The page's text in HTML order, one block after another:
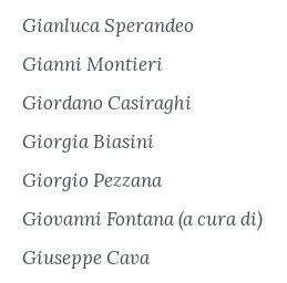
Gianluca Sperandeo
Gianni Montieri
Giordano Casiraghi
Giorgia Biasini
Giorgio Pezzana
Giovanni Fontana (a cura di)
Giuseppe Cava